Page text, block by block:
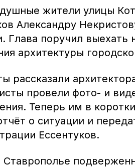
жители улицы
Александру
Глава поручил выехать
архитектуры
рассказали
провели фото- и
Теперь им в
о ситуации и
Ессентуков.
Ставрополье